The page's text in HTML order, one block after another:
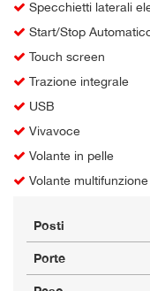
Specchietti laterali
Start/Stop
Touch screen
Trazione integrale
USB
Vivavoce
Volante in pelle
Volante multifunzione
Posti
Porte